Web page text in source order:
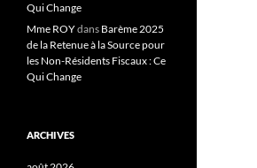
Qui Change
Mme ROYdans Barème 2025
de la Retenue à la Source pour
les Non-Résidents Fiscaux : Ce
Qui Change
ARCHIVES